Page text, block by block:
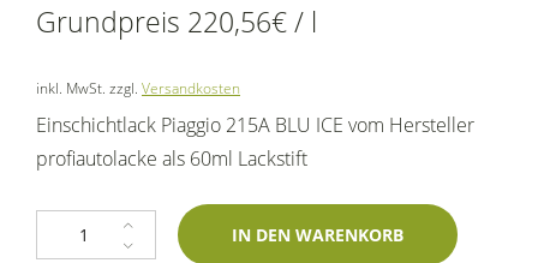
Grundpreis 220,56€/ l
inkl. MwSt. zzgl. Versandkosten
Einschichtlack Piaggio 215A BLU ICE vom Hersteller
profiautolacke als 60ml Lackstift
Lackstift Piaggio 215A Blu Ice 60ml profiautolacke-Einschichtlack Menge
IN DEN WARENKORB